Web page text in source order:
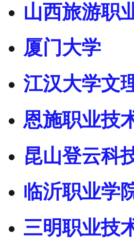
山西旅游职
厦门大学
江汉大学文
恩施职业技
昆山登云科
临沂职业学
三明职业技